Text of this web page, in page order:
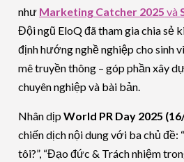
như Marketing Catcher 2025 và
Đội ngũ EloQ đã tham gia chia sẻ
định hướng nghề nghiệp cho sinh
mê truyền thông – góp phần xây
chuyên nghiệp và bài bản.
Nhân dịpWorld PR Day 2025
chiến dịch nội dung với ba chủ đề:
tôi?”, “Đạo đức & Trách nhiệm